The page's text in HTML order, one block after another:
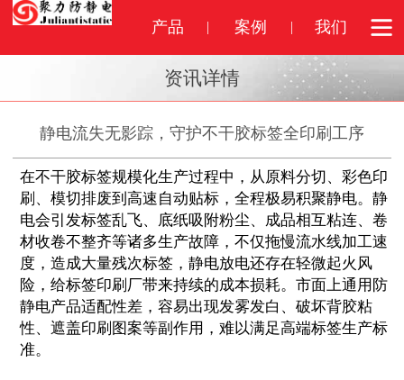
产品 案例 我们
资讯详情
静电流失无影踪，守护不干胶标签全印刷工序
在不干胶标签规模化生产过程中，从原料分切、彩色印
刷、模切排废到高速自动贴标，全程极易积聚静电。静
电会引发标签乱飞、底纸吸附粉尘、成品相互粘连、卷
材收卷不整齐等诸多生产故障，不仅拖慢流水线加工速
度，造成大量残次标签，静电放电还存在轻微起火风
险，给标签印刷厂带来持续的成本损耗。市面上通用防
静电产品适配性差，容易出现发雾发白、破坏背胶粘
性、遮盖印刷图案等副作用，难以满足高端标签生产标
准。